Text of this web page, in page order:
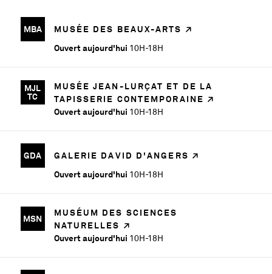
MBA
MUSÉE DES BEAUX-ARTS
Ouvert aujourd'hui 10H-18H
MJL
TC
MUSÉE JEAN-LURÇAT ET DE LA
TAPISSERIE CONTEMPORAINE
Ouvert aujourd'hui 10H-18H
GDA
GALERIE DAVID D'ANGERS
Ouvert aujourd'hui 10H-18H
MSN
MUSÉUM DES SCIENCES
NATURELLES
Ouvert aujourd'hui 10H-18H